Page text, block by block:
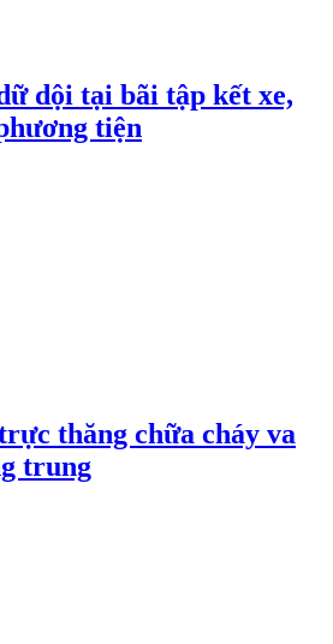
dội tại bãi tập kết xe,
tiện
thăng chữa cháy va
trung